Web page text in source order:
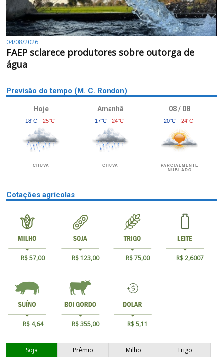
04/08/2026
FAEP sclarece produtores sobre outorga de
água
Previsão do tempo (M. C. Rondon)
Hoje
18°C 25°C
CHUVA
Amanhã
17°C 24°C
CHUVA
08 / 08
20°C 24°C
PARCIALMENTE
NUBLADO
Cotações agrícolas
R$ 57,00 R$ 123,00 R$ 75,00 R$ 2,6007
R$ 4,64 R$ 355,00 R$ 5,11
Soja Prêmio Milho
Trigo